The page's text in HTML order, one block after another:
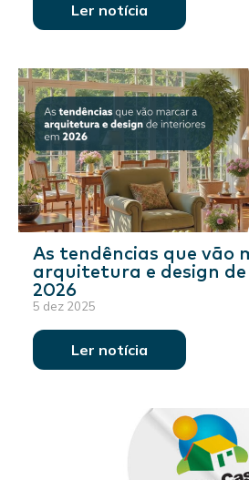
Ler notícia
As tendências que vão
arquitetura e design
2026
5 dez 2025
Ler notícia